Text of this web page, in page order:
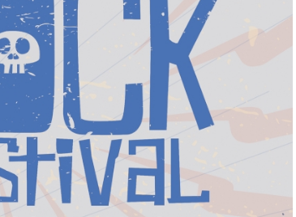
ετών χωρίς να έχει αναφερθεί
στην πλήρη ανάπτυξη του
ότι δεν υπάρχει σχετική μελέτη ούτε η
Κάστρο της Ναυπάκτου που να
σύγχρονο σύστημα
ενδεχόμενη πυρκαγιά.
Οικισμός» και «το Κάστρο
μνημείο». Οι σχετικές